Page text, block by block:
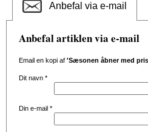
Anbefal via e-mail
Anbefal artiklen via e-mail
Email en kopi af 'Sæsonen åbner med
Dit navn *
Din e-mail *